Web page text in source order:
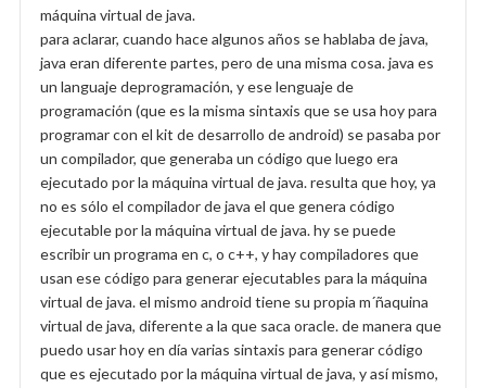
máquina virtual de java.
para aclarar, cuando hace algunos años se hablaba de java,
java eran diferente partes, pero de una misma cosa. java es
un languaje deprogramación, y ese lenguaje de
programación (que es la misma sintaxis que se usa hoy para
programar con el kit de desarrollo de android) se pasaba por
un compilador, que generaba un código que luego era
ejecutado por la máquina virtual de java. resulta que hoy, ya
no es sólo el compilador de java el que genera código
ejecutable por la máquina virtual de java. hy se puede
escribir un programa en c, o c++, y hay compiladores que
usan ese código para generar ejecutables para la máquina
virtual de java. el mismo android tiene su propia m´ñaquina
virtual de java, diferente a la que saca oracle. de manera que
puedo usar hoy en día varias sintaxis para generar código
que es ejecutado por la máquina virtual de java, y así mismo,